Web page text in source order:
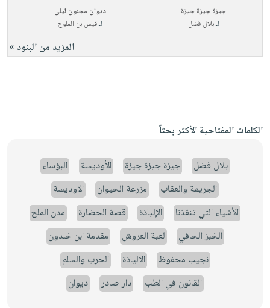
جيزة جيزة جيزة
لـبلال فضل
ديوان مجنون ليلى
لـقيس بن الملوح
المزيد من البنود »
الكلمات المفتاحية الأكثر بحثاً
بلال فضل جيزة جيزة جيزة الأوديسة
البؤساء
الجريمة والعقاب
مزرعة الحيوان
الاوديسة
الأشياء التي تنقذنا
الإلياذة قصة الحضارة
مدن الملح
الخبز الحافي
لعبة العروش
مقدمة ابن خلدون
نجيب محفوظ
الالياذة
الحرب والسلم
القانون في الطب
دار صادر ديوان